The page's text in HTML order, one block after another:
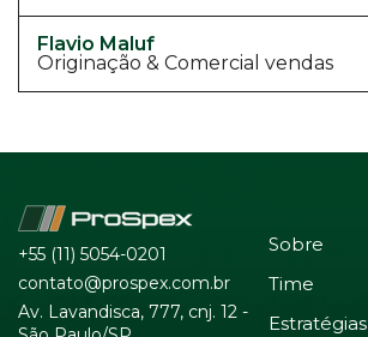
Flavio Maluf
Originação & Comercial vendas
+55 (11) 5054-0201
contato@prospex.com.br
Av. Lavandisca, 777, cnj. 12 -
Sobre
Time
Estratégias